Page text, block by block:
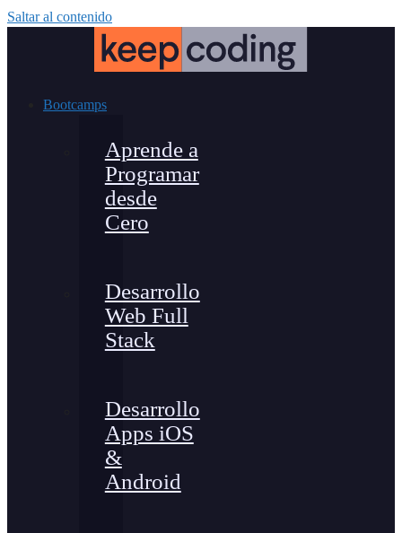
Saltar al contenido
Bootcamps
Aprende a
Programar
desde
Cero
Desarrollo
Web Full
Stack
Desarrollo
Apps iOS
&
Android